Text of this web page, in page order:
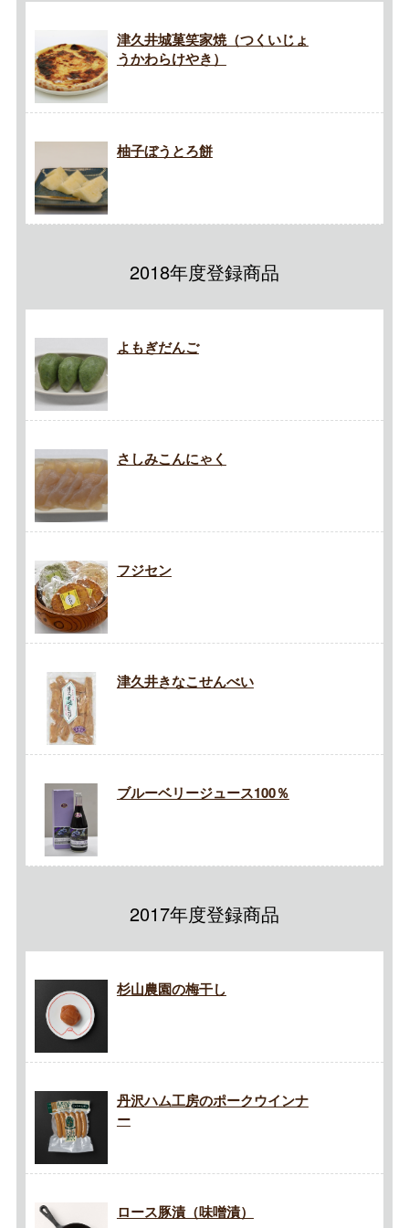
津久井城菓笑家焼（つくいじょ
うかわらけやき）
柚子ぼうとろ餅
2018年度登録商品
よもぎだんご
さしみこんにゃく
フジセン
津久井きなこせんべい
ブルーベリージュース100％
2017年度登録商品
杉山農園の梅干し
丹沢ハム工房のポークウインナ
ー
ロース豚漬（味噌漬）